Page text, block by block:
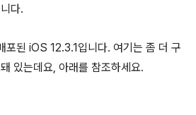
다.
포된 iOS 12.3.1입니다. 여기는 좀 더 구
있는데요, 아래를 참조하세요.